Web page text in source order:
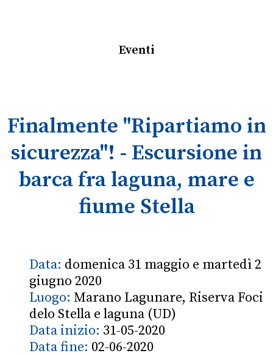
Eventi
Finalmente "Ripartiamo in
sicurezza"! - Escursione in
barca fra laguna, mare e
fiume Stella
Data: domenica 31 maggio e martedì 2
giugno 2020
Luogo: Marano Lagunare, Riserva Foci
delo Stella e laguna (UD)
Data inizio: 31-05-2020
Data fine: 02-06-2020